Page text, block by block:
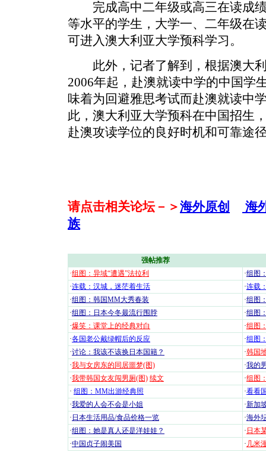
完成高中二年级或高三在读成绩
等水平的学生，大学一、二年级在
可进入澳大利亚大学预科学习。
此外，记者了解到，根据澳大利
2006年起，赴澳就读中学的中国学
味着为回避雅思考试而赴澳就读中
此，澳大利亚大学预科在中国招生
赴澳攻读学位的良好时机和可靠途
请点击相关论坛－＞海外原创
海
族
强帖推荐
·组图：异域“遭遇”法拉利 ·组图
·连载：汉城，迷茫着生活 ·连载
·组图：韩国MM大秀春装 ·组图
·组图：日本今冬最流行围脖 ·组图
·爆笑：课堂上的经典对白 ·组图
·各国老公戴绿帽后的反应 ·组图
·讨论：我该不该换日本国籍？ ·韩国
·我与女房东的同居噩梦(图) ·我的
·我带韩国女友闯男厕(图) 续文 ·组图
· 组图：MM出游经典照 ·看看
·我爱的人会不会是小姐 ·新加
· 日本生活用品/食品价格一览 ·海外
·组图：她是真人还是洋娃娃？ · 日本
·中国贞子闹美国 · 几米